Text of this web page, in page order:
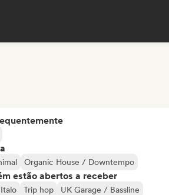
Organic House / Downtempo
estão abertos a receber
Trip hop UK Garage / Bassline